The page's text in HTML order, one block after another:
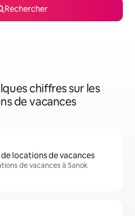
Rechercher
chiffres sur les
de vacances
locations de vacances
de vacances à Sanok